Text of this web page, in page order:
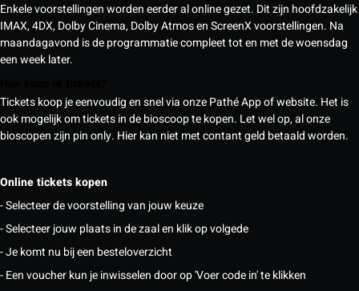
Enkele voorstellingen worden eerder al online gezet. Dit zijn hoofdzakelijk
IMAX, 4DX, Dolby Cinema, Dolby Atmos en ScreenX voorstellingen. Na
maandagavond is de programmatie compleet tot en met de woensdag
een week later.
Tickets koop je eenvoudig en snel via onze Pathé App of website. Het is
ook mogelijk om tickets in de bioscoop te kopen. Let wel op, al onze
bioscopen zijn pin only. Hier kan niet met contant geld betaald worden.
Online tickets kopen
- Selecteer de voorstelling van jouw keuze
- Selecteer jouw plaats in de zaal en klik op volgede
- Je komt nu bij een besteloverzicht
- Een voucher kun je inwisselen door op 'Voer code in' te klikken